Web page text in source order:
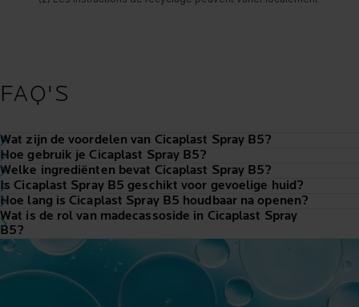
FAQ'S
Wat zijn de voordelen van Cicaplast Spray B5?
Hoe gebruik je Cicaplast Spray B5?
Welke ingrediënten bevat Cicaplast Spray B5?
Is Cicaplast Spray B5 geschikt voor gevoelige huid?
Hoe lang is Cicaplast Spray B5 houdbaar na openen?
Wat is de rol van madecassoside in Cicaplast Spray
B5?